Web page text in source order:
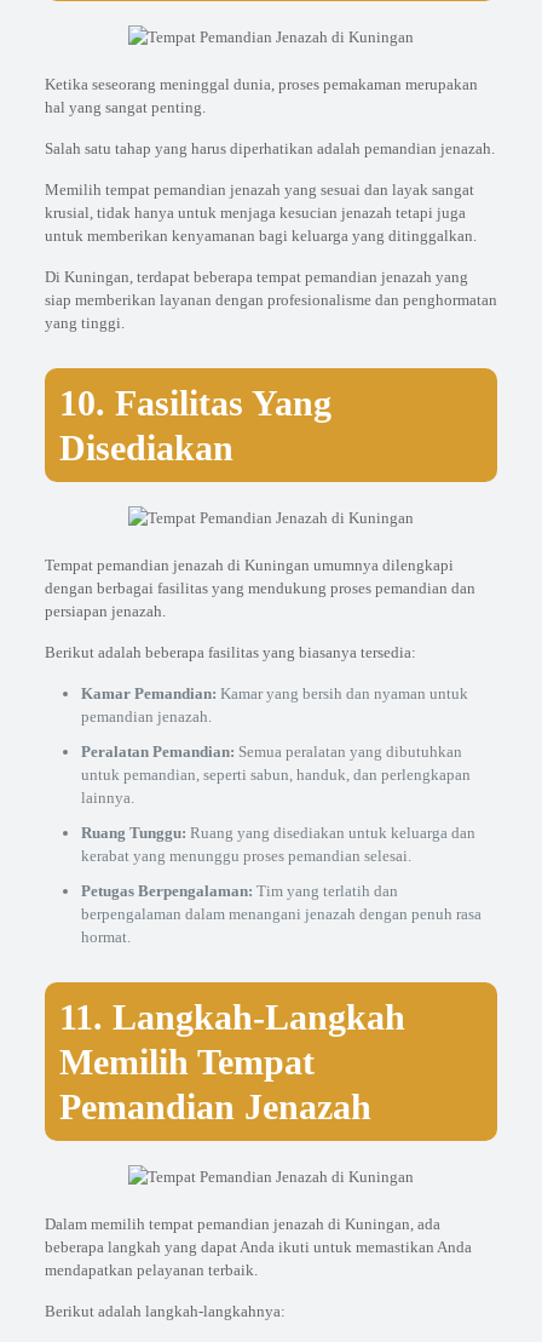
Ketika seseorang meninggal dunia, proses pemakaman merupakan
hal yang sangat penting.
Salah satu tahap yang harus diperhatikan adalah pemandian jenazah.
Memilih tempat pemandian jenazah yang sesuai dan layak sangat
krusial, tidak hanya untuk menjaga kesucian jenazah tetapi juga
untuk memberikan kenyamanan bagi keluarga yang ditinggalkan.
Di Kuningan, terdapat beberapa tempat pemandian jenazah yang
siap memberikan layanan dengan profesionalisme dan penghormatan
yang tinggi.
10. Fasilitas Yang
Disediakan
Tempat pemandian jenazah di Kuningan umumnya dilengkapi
dengan berbagai fasilitas yang mendukung proses pemandian dan
persiapan jenazah.
Berikut adalah beberapa fasilitas yang biasanya tersedia:
Kamar Pemandian: Kamar yang bersih dan nyaman untuk
pemandian jenazah.
Peralatan Pemandian: Semua peralatan yang dibutuhkan
untuk pemandian, seperti sabun, handuk, dan perlengkapan
lainnya.
Ruang Tunggu: Ruang yang disediakan untuk keluarga dan
kerabat yang menunggu proses pemandian selesai.
Petugas Berpengalaman: Tim yang terlatih dan
berpengalaman dalam menangani jenazah dengan penuh rasa
hormat.
11. Langkah-Langkah
Memilih Tempat
Pemandian Jenazah
Dalam memilih tempat pemandian jenazah di Kuningan, ada
beberapa langkah yang dapat Anda ikuti untuk memastikan Anda
mendapatkan pelayanan terbaik.
Berikut adalah langkah-langkahnya: